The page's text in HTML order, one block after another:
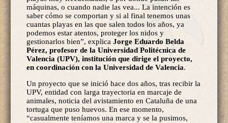
máquinas, o cuando nadie las vea... La intención es
saber cómo se comportan y si al final tenemos unas
cuantas playas en las que salen todos los años, ya
podemos estar atentos, proteger los nidos y
gestionarlos bien”, explica Jorge Eduardo Belda
Pérez, profesor de la Universidad Politécnica de
Valencia (UPV), institución que dirige el proyecto,
en coordinación con la Universidad de Valencia.
Un proyecto que se inició hace dos años, tras recibir la
UPV, entidad con larga trayectoria en marcaje de
animales, noticia del avistamiento en Cataluña de una
tortuga que puso huevos. En ese momento,
“casualmente teníamos una marca y se la pusimos,